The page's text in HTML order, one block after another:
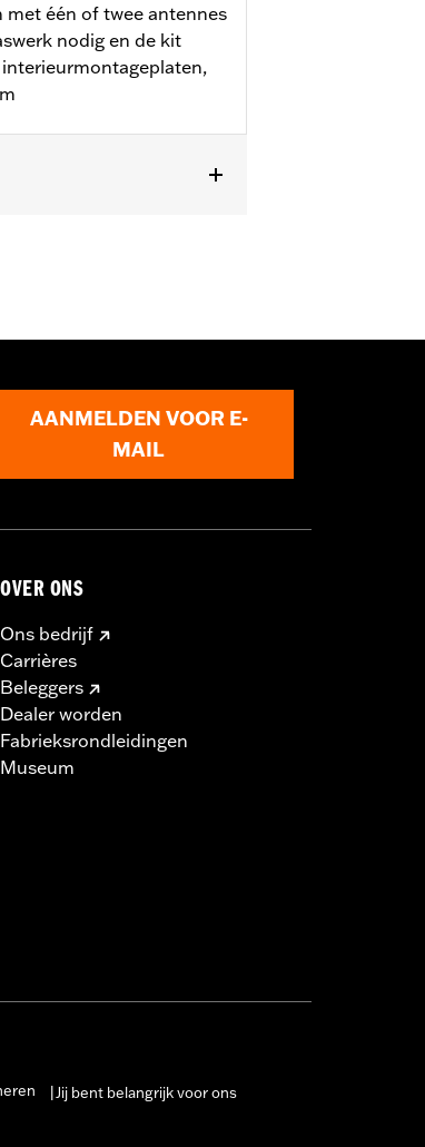
één of twee antennes
nodig en de kit
en de dood of ernstig letsel
Als je gecombineerde
AANMELDEN VOOR E-
MAIL
OVER ONS
Ons bedrijf
Carrières
Beleggers
Dealer worden
Fabrieksrondleidingen
Museum
Jij bent belangrijk voor ons